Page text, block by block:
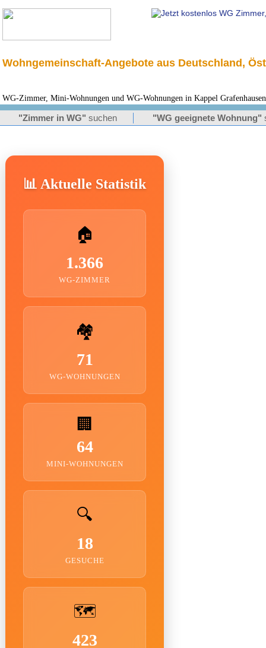
Wohngemeinschaft-Angebote aus Deutschland,
WG-Zimmer, Mini-Wohnungen und WG-Wohnungen in Kappel
"Zimmer in WG" suchen "WG geeignete Wohnung"
📊 Aktuelle Statistik
🏠
1.366
WG-ZIMMER
🏘️
71
WG-WOHNUNGEN
🏢
64
MINI-WOHNUNGEN
🔍
18
GESUCHE
🗺️
423